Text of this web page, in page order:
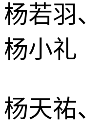
杨若羽
杨小礼
杨天祐